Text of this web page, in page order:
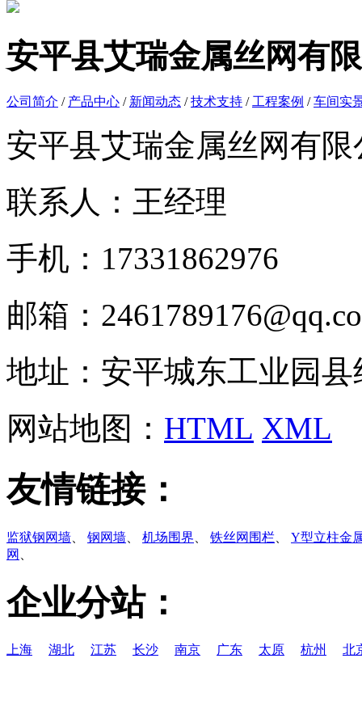
安平县艾瑞金属丝网有
公司简介 / 产品中心 / 新闻动态 /技术支持 / 工程案例 /车间实
安平县艾瑞金属丝网有限
联系人：王经理
手机：17331862976
邮箱：
地址：安平城东工业园县
网站地图： HTML XML
友情链接：
监狱钢网墙 钢网墙 机场围界 铁丝网围栏
Y型立柱金
网
企业分站：
上海 湖北 江苏 长沙 南京 广东 太原 杭州 北